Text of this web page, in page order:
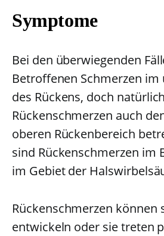
Symptome
Bei den überwiegenden
Betroffenen Schmerzen im
des Rückens, doch
Rückenschmerzen auch
oberen Rückenbereich
sind Rückenschmerzen im
im Gebiet der
Rückenschmerzen können
entwickeln oder sie treten